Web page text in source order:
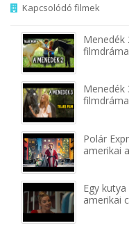
Kapcsolódó filmek
Menedék
Menedék
Polár
amerikai
Egy
amerikai